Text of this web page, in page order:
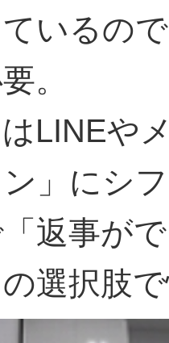
いるの
。
LINEや
」にシ
返事が
選択肢